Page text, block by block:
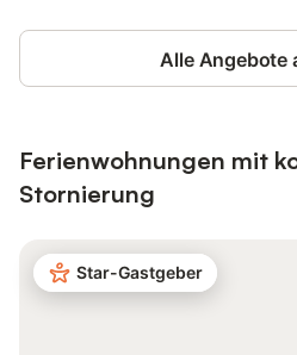
Alle Angebote
Ferienwohnungen mit
Stornierung
Star-Gastgeber